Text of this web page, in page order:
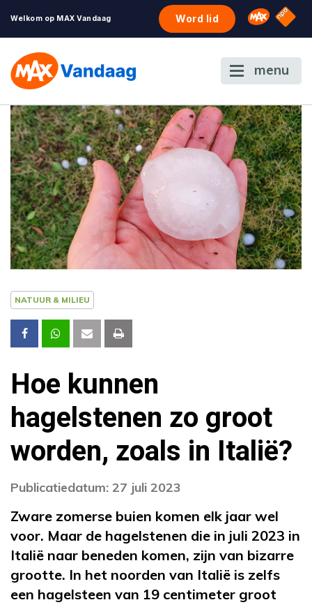
Welkom op MAX Vandaag Word lid Omroep
NPO
menu
NATUUR & MILIEU
Hoe kunnen
hagelstenen zo groot
worden, zoals in Italië?
Publicatiedatum: 27 juli 2023
Zware zomerse buien komen elk jaar wel
voor. Maar de hagelstenen die in juli 2023 in
Italië naar beneden komen, zijn van bizarre
grootte. In het noorden van Italië is zelfs
een hagelsteen van 19 centimeter groot